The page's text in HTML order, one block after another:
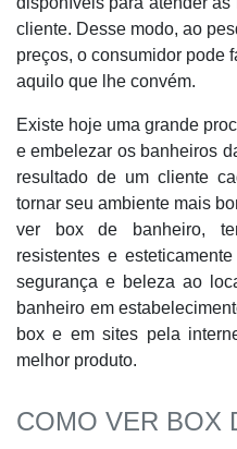
cliente. Desse modo, ao
preços, o consumidor pode
aquilo que lhe convém.
Existe hoje uma grande
e embelezar os banheiros
resultado de um cliente
tornar seu ambiente mais
ver box de banheiro,
resistentes e
segurança e beleza ao
banheiro em
box e em sites pela
melhor produto.
COMO VER BOX